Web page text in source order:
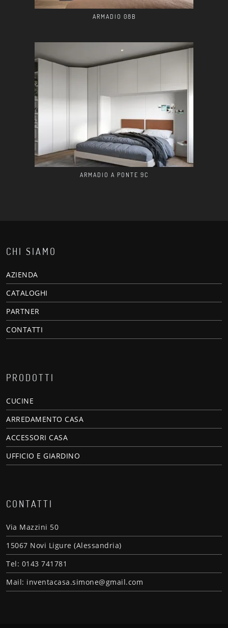
ARMADIO 08B
ARMADIO A PONTE 9C
CHI SIAMO
AZIENDA
CATALOGHI
PARTNER
CONTATTI
PRODOTTI
CUCINE
ARREDAMENTO CASA
ACCESSORI CASA
UFFICIO E GIARDINO
CONTATTI
Via Mazzini 50
15067 Novi Ligure (Alessandria)
Tel: 0143 741781
Mail: inventacasa.simone@gmail.com